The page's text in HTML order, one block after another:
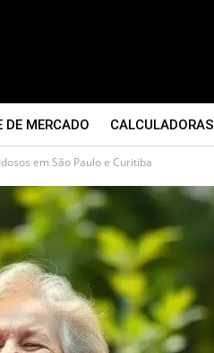
DE MERCADO CALCULADORAS
em São Paulo e Curitiba